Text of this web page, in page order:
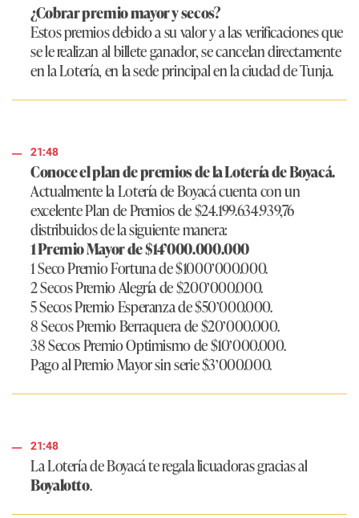
¿Cobrar premio mayor y secos?
Estos premios debido a su valor y a las verificaciones que
se le realizan al billete ganador, se cancelan directamente
en la Lotería, en la sede principal en la ciudad de Tunja.
21:48
Conoce el plan de premios de la Lotería de Boyacá.
Actualmente la Lotería de Boyacá cuenta con un
excelente Plan de Premios de $24.199.634.939,76
distribuidos de la siguiente manera:
1 Premio Mayor de $14’000.000.000
1 Seco Premio Fortuna de $1000’000.000.
2 Secos Premio Alegría de $200’000.000.
5 Secos Premio Esperanza de $50’000.000.
8 Secos Premio Berraquera de $20’000.000.
38 Secos Premio Optimismo de $10’000.000.
Pago al Premio Mayor sin serie $3’000.000.
21:48
La Lotería de Boyacá te regala licuadoras gracias al
Boyalotto.